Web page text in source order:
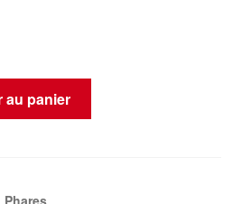
au panier
Phares